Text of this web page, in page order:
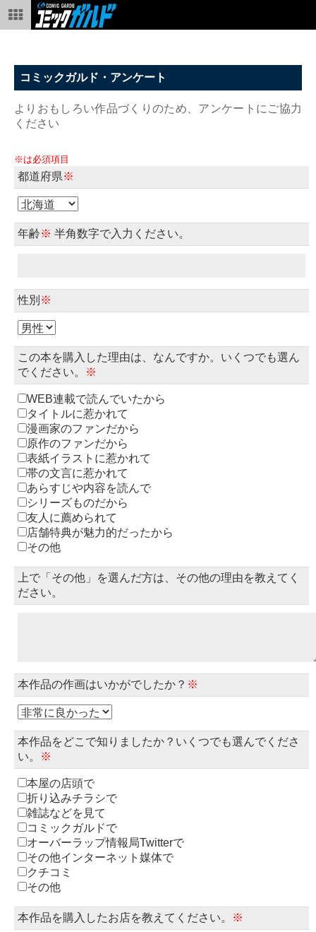
コミックガルド・アンケート
よりおもしろい作品づくりのため、アンケートにご協力
ください
※は必須項目
都道府県※
年齢※ 半角数字で入力ください。
性別 ※
この本を購入した理由は、なんですか。いくつでも選ん
でください。
※
WEB連載で読んでいたから
タイトルに惹かれて
漫画家のファンだから
原作のファンだから
表紙イラストに惹かれて
帯の文言に惹かれて
あらすじや内容を読んで
シリーズものだから
友人に薦められて
店舗特典が魅力的だったから
その他
上で「その他」を選んだ方は、その他の理由を教えてく
ださい。
本作品の作画はいかがでしたか？ ※
本作品をどこで知りましたか？いくつでも選んでくださ
い。
※
本屋の店頭で
折り込みチラシで
雑誌などを見て
コミックガルドで
オーバーラップ情報局Twitterで
その他インターネット媒体で
クチコミ
その他
本作品を購入したお店を教えてください。 ※